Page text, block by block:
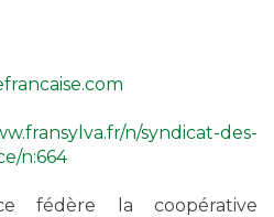
n/syndicat-des-
n:664
fédère la coopérative